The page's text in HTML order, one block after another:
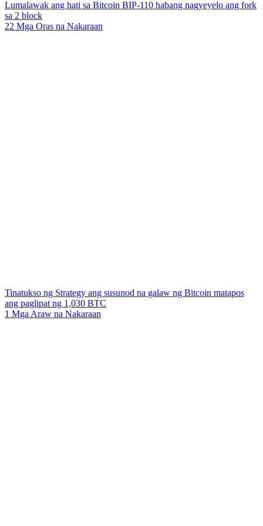
Lumalawak ang hati sa Bitcoin BIP-110 habang nagyeyelo ang fork
sa 2 block
22 Mga Oras na Nakaraan
Tinatukso ng Strategy ang susunod na galaw ng Bitcoin matapos
ang paglipat ng 1,030 BTC
1 Mga Araw na Nakaraan